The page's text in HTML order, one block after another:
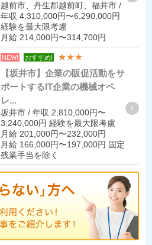
越前市、丹生郡越前町、福井市 /
年収 4,310,000円〜6,290,000円
経験を最大限考慮
月給 214,000円〜314,700円
NEW! おすすめ! ★★★
【坂井市】企業の販促活動をサ
ポートするIT企業の機械オペ
レ...
坂井市 / 年収 2,810,000円〜
3,240,000円 経験を最大限考慮
月給 201,000円〜232,000円
月給 166,000円〜197,000円 固定
残業手当を除く